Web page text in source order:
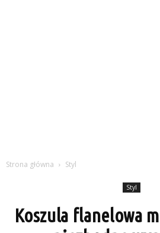
Strona główna Styl
Styl
Koszula flanelowa